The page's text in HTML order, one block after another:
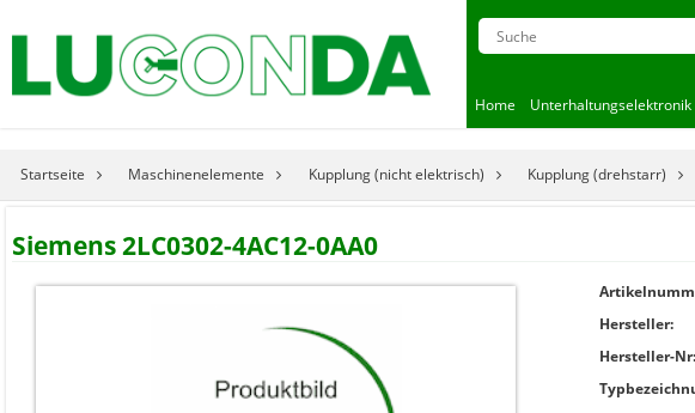
Home Unterhaltungselektronik
Startseite Maschinenelemente Kupplung (nicht elektrisch) Kupplung (drehstarr)
Siemens 2LC0302-4AC12-0AA0
Hersteller:
Hersteller-Nr: